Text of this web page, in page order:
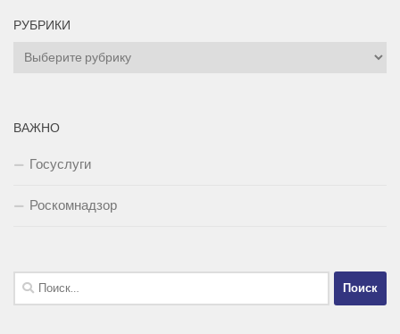
РУБРИКИ
Рубрики
ВАЖНО
Госуслуги
Роскомнадзор
Найти: